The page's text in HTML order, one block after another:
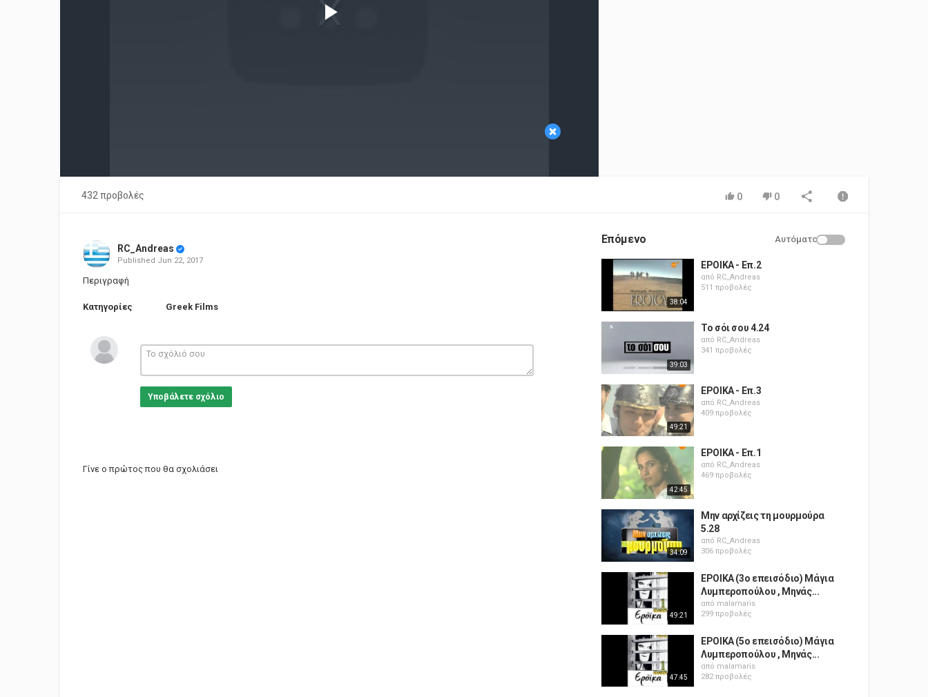
×
432 προβολές 0 0
RC_Andreas
Published Jun 22, 2017
Περιγραφή
Κατηγορίες Greek Films
Υποβάλετε σχόλιο
Γίνε ο πρώτος που θα σχολιάσει
Επόμενο Αυτόματο
38:04
ΕΡΟΙΚΑ - Επ.2
από RC_Andreas
511 προβολές
39:03
Το σόι σου 4.24
από RC_Andreas
341 προβολές
49:21
ΕΡΟΙΚΑ - Επ.3
από RC_Andreas
409 προβολές
42:45
ΕΡΟΙΚΑ - Επ.1
από RC_Andreas
469 προβολές
34:09
Μην αρχίζεις τη μουρμούρα
5.28
από RC_Andreas
306 προβολές
49:21
ΕΡΟΙΚΑ (3ο επεισόδιο) Μάγια
Λυμπεροπούλου , Μηνάς...
από malamaris
299 προβολές
47:45
ΕΡΟΙΚΑ (5ο επεισόδιο) Μάγια
Λυμπεροπούλου , Μηνάς...
από malamaris
282 προβολές